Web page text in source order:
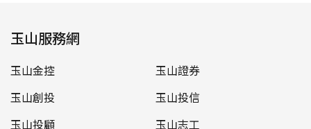
玉山服務網
玉山金控
玉山證券
玉山創投
玉山投信
玉山投顧
玉山志工